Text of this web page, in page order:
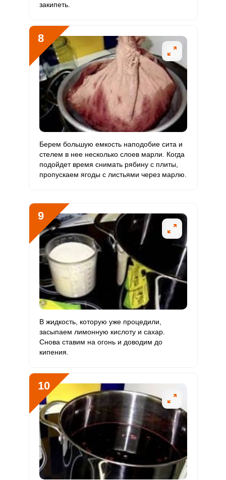
закипеть.
8
Берем большую емкость наподобие сита и
стелем в нее несколько слоев марли. Когда
подойдет время снимать рябину с плиты,
пропускаем ягоды с листьями через марлю.
9
В жидкость, которую уже процедили,
засыпаем лимонную кислоту и сахар.
Снова ставим на огонь и доводим до
кипения.
10